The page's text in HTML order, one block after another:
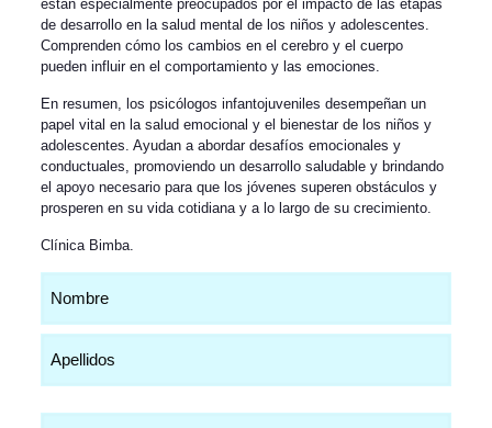
están especialmente preocupados por el impacto de las etapas
de desarrollo en la salud mental de los niños y adolescentes.
Comprenden cómo los cambios en el cerebro y el cuerpo
pueden influir en el comportamiento y las emociones.
En resumen, los psicólogos infantojuveniles desempeñan un
papel vital en la salud emocional y el bienestar de los niños y
adolescentes. Ayudan a abordar desafíos emocionales y
conductuales, promoviendo un desarrollo saludable y brindando
el apoyo necesario para que los jóvenes superen obstáculos y
prosperen en su vida cotidiana y a lo largo de su crecimiento.
Clínica Bimba.
(Obligatorio)